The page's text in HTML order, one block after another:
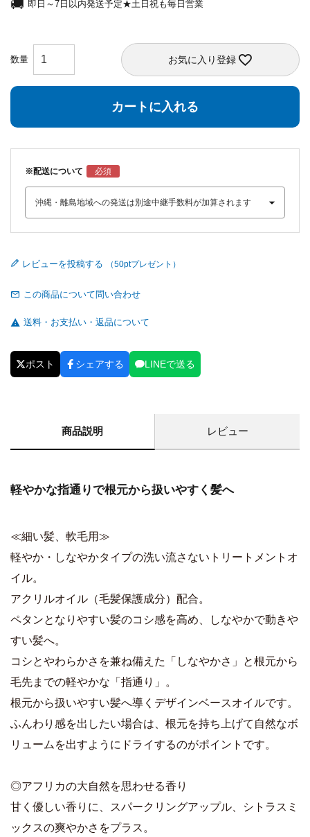
即日～7日以内発送予定★土日祝も毎日営業
お気に入り登録
カートに入れる
※配送について
レビューを投稿する
この商品について問い合わせ
送料・お支払い・返品について
ポスト シェアする LINEで送る
商品説明 レビュー
軽やかな指通りで根元から扱いやすく髪へ
≪細い髪、軟毛用≫
軽やか・しなやかタイプの洗い流さないトリートメントオ
イル。
アクリルオイル（毛髪保護成分）配合。
ペタンとなりやすい髪のコシ感を高め、しなやかで動きや
すい髪へ。
コシとやわらかさを兼ね備えた「しなやかさ」と根元から
毛先までの軽やかな「指通り」。
根元から扱いやすい髪へ導くデザインベースオイルです。
ふんわり感を出したい場合は、根元を持ち上げて自然なボ
リュームを出すようにドライするのがポイントです。
◎アフリカの大自然を思わせる香り
甘く優しい香りに、スパークリングアップル、シトラスミ
ックスの爽やかさをプラス。